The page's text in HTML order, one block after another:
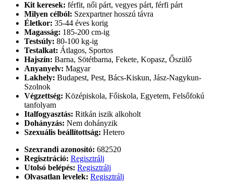
Kit keresek: férfit, női párt, vegyes párt, férfi párt
Milyen célból: Szexpartner hosszú távra
Életkor: 35-44 éves korig
Magasság: 185-200 cm-ig
Testsúly: 80-100 kg-ig
Testalkat: Átlagos, Sportos
Hajszín: Barna, Sötétbarna, Fekete, Kopasz, Őszülő
Anyanyelv: Magyar
Lakhely: Budapest, Pest, Bács-Kiskun, Jász-Nagykun-
Szolnok
Végzettség: Középiskola, Főiskola, Egyetem, Felsőfokú
tanfolyam
Italfogyasztás: Ritkán iszik alkoholt
Dohányzás: Nem dohányzik
Szexuális beállítottság: Hetero
Szexrandi azonosító: 682520
Regisztráció: Regisztrálj
Utolsó belépés: Regisztrálj
Olvasatlan levelek: Regisztrálj